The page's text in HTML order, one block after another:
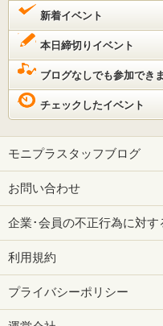
新着イベント
本日締切りイベント
ブログなしでも参加でき
チェックしたイベント
モニプラスタッフブログ
お問い合わせ
企業･会員の不正行為に対す
利用規約
プライバシーポリシー